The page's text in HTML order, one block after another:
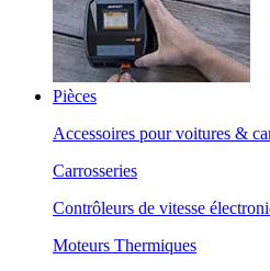
Pièces
Accessoires pour voitures &
Carrosseries
Contrôleurs de vitesse
Moteurs Thermiques